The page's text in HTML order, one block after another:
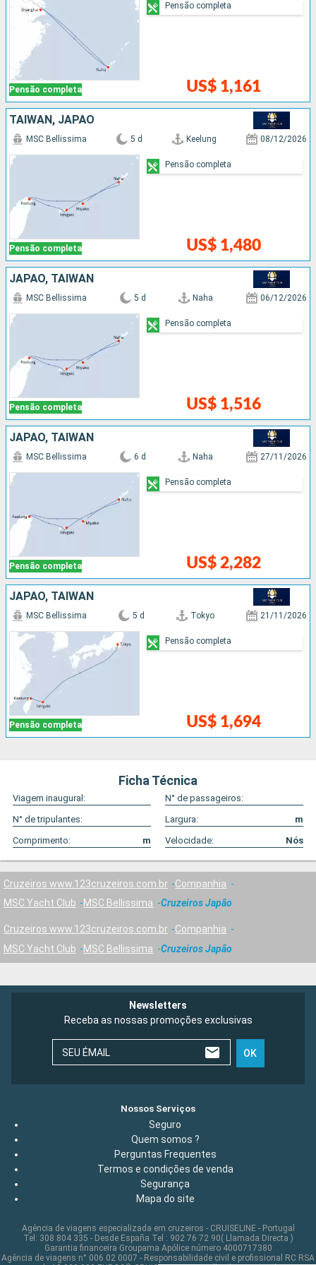
Pensão completa US$ 1,161
Pensão completa
TAIWAN, JAPÃO
Pensão completa
MSC Bellissima 5 d Keelung 08/12/2026
US$ 1,480
Pensão completa
JAPÃO, TAIWAN
Pensão completa
MSC Bellissima 5 d Naha 06/12/2026
US$ 1,516
Pensão completa
JAPÃO, TAIWAN
Pensão completa
MSC Bellissima 6 d Naha 27/11/2026
US$ 2,282
Pensão completa
JAPÃO, TAIWAN
Pensão completa
MSC Bellissima 5 d Tokyo 21/11/2026
US$ 1,694
Pensão completa
Ficha Técnica
Viagem inaugural:
N° de passageiros:
N° de tripulantes:
Largura:
m
Comprimento:
m Velocidade: Nós
Cruzeiros www.123cruzeiros.com.br
Companhia
MSC Yacht Club
MSC Bellissima Cruzeiros Japão
Cruzeiros www.123cruzeiros.com.br
Companhia
MSC Yacht Club
MSC Bellissima Cruzeiros Japão
Newsletters
Receba as nossas promoções exclusivas
SEU ÉMAIL OK
Nossos Serviços
Seguro
Quem somos ?
Perguntas Frequentes
Termos e condições de venda
Segurança
Mapa do site
Agência de viagens especializada em cruzeiros - CRUISELINE - Portugal
Tel: 308 804 335 - Desde España Tel : 902 76 72 90( Llamada Directa )
Garantia financeira Groupama Apólice número 4000717380
Agência de viagens n° 006 02 0007 - Responsabilidade civil e profissional RC RSA